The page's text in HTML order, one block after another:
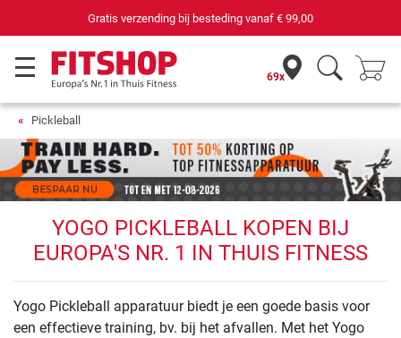
Gratis verzending bij besteding vanaf € 99,00
69x
Pickleball
YOGO PICKLEBALL KOPEN BIJ
EUROPA'S NR. 1 IN THUIS FITNESS
Yogo Pickleball apparatuur biedt je een goede basis voor
een effectieve training, bv. bij het afvallen. Met het Yogo